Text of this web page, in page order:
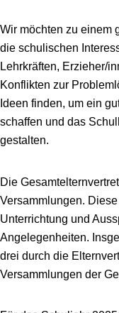
Wir möchten zu einem
die schulischen
Lehrkräften, Erzieher/
Konflikten zur
Ideen finden, um ein
schaffen und das
gestalten.
Die
Versammlungen.
Unterrichtung und
Angelegenheiten.
drei durch die
Versammlungen der